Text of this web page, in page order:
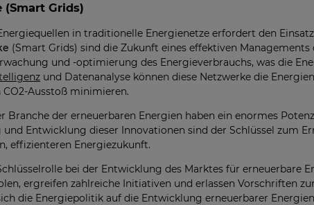
Grids)
in traditionelle Energienetze erfordert den
(Smart Grids) sind die Zukunft eines effektiven
und -optimierung des Energieverbrauchs, was die
und Datenanalyse können diese Netzwerke die
Ausstoß minimieren.
Branche der erneuerbaren Energien haben ein enormes
Entwicklung dieser Innovationen sind der Schlüssel zum
effizienteren Energiezukunft.
bei der Entwicklung des Marktes für erneuerbare
ergreifen zahlreiche Initiativen und erlassen Vorschriften
die Energiepolitik auf die Entwicklung erneuerbarer